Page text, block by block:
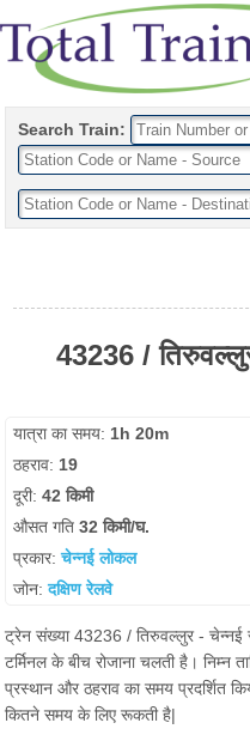
Search Train:
43236 /
यात्रा का समय: 1h 20m
ठहराव: 19
दूरी:42 किमी
औसत गति32 किमी/घ.
प्रकार:चेन्नई लोकल
जोन:दक्षिण रेलवे
ट्रेन संख्या 43236 / तिरुवल्लुर -
टर्मिनल के बीच रोजाना चलती है।
प्रस्थान और ठहराव का समय प्रदर्शित
कितने समय के लिए रूकती है|